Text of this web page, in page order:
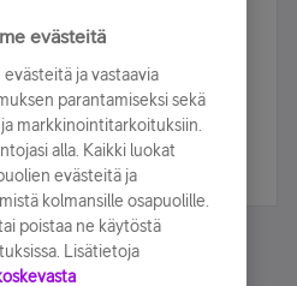
mukana arvonnassa.
evästeitä
ja vastaavia
parantamiseksi sekä
markkinointitarkoituksiin.
alla. Kaikki luokat
evästeitä ja
kolmansille osapuolille.
poistaa ne käytöstä
Lisätietoja